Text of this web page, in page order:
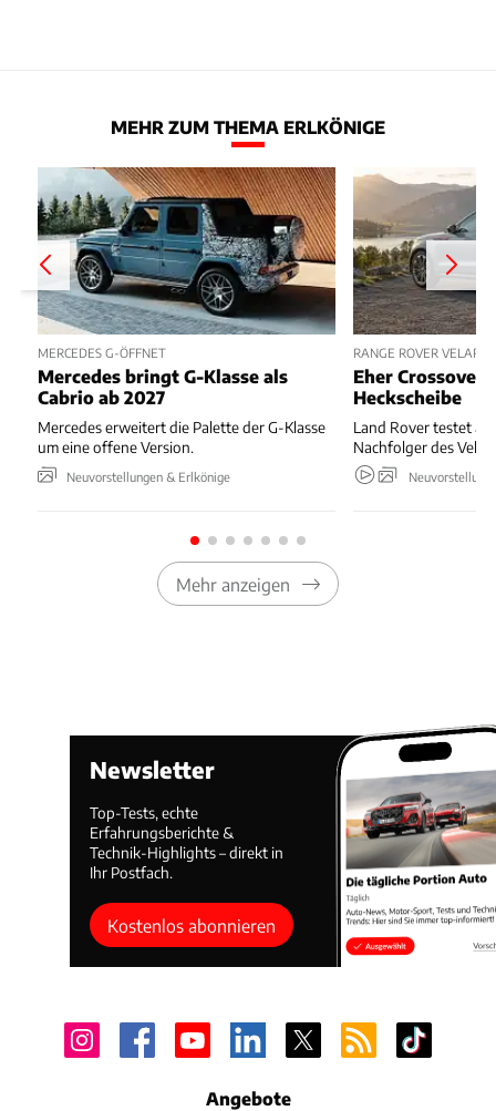
MEHR ZUM THEMA ERLKÖNIGE
MERCEDES G-ÖFFNET
Mercedes bringt G-Klasse als
Cabrio ab 2027
Mercedes erweitert die Palette der G-Klasse
um eine offene Version.
Neuvorstellungen & Erlkönige
RANGE ROVER VELAR
Eher Crossover
Heckscheibe
Land Rover testet
Nachfolger des Velar.
Mehr anzeigen
Newsletter
Top-Tests, echte
Erfahrungsberichte &
Technik-Highlights – direkt in
Ihr Postfach.
Kostenlos abonnieren
Angebote